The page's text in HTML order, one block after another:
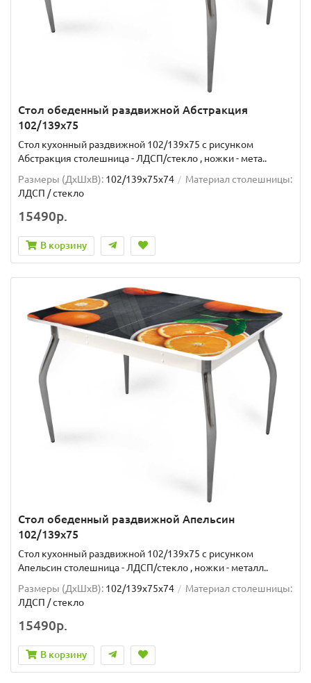
Стол обеденный раздвижной Абстракция
102/139х75
Стол кухонный раздвижной 102/139x75 с рисунком
Абстракция столешница - ЛДСП/стекло , ножки - мета..
Размеры (ДхШxВ): 102/139х75х74
Материал столешницы:
ЛДСП / стекло
15490р.
В корзину
Стол обеденный раздвижной Апельсин
102/139х75
Стол кухонный раздвижной 102/139x75 с рисунком
Апельсин столешница - ЛДСП/стекло , ножки - металл..
Размеры (ДхШxВ): 102/139х75х74
Материал столешницы:
ЛДСП / стекло
15490р.
В корзину